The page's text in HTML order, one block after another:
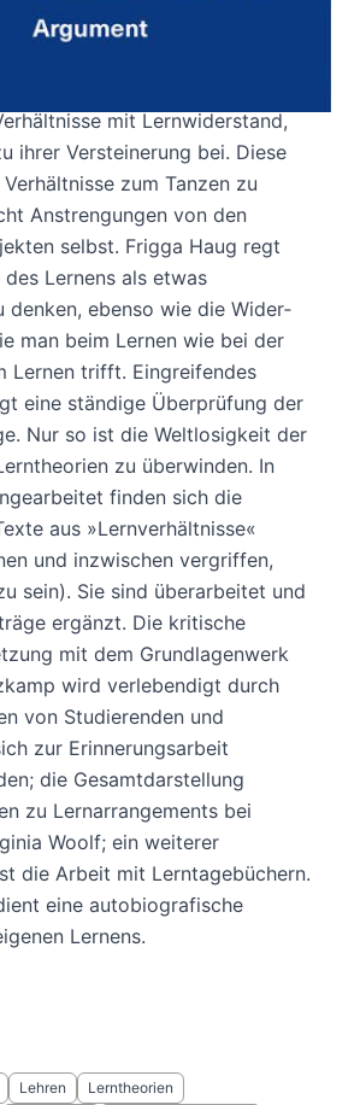
›richtige‹ Strategie. Lernen ist
mit Lernwiderstand,
ihrer Versteinerung bei. Diese
zum Tanzen zu
Anstrengungen von den
selbst. Frigga Haug regt
Lernens als etwas
denken, ebenso wie die Wider­
man beim Lernen wie bei der
Lernen trifft. Eingreifendes
eine ständige Überprüfung der
Nur so ist die Weltlosigkeit der
zu überwinden. In
finden sich die
aus »Lernverhältnisse«
und inzwischen vergriffen,
sein). Sie sind überarbeitet und
ergänzt. Die kritische
mit dem Grundlagenwerk
wird verlebendigt durch
von Studierenden und
zur Erinnerungsarbeit
die Gesamtdarstellung
zu Lernarrangements bei
Woolf; ein weiterer
die Arbeit mit Lerntagebüchern.
eine autobiografische
Lernens.
Lehren Lerntheorien